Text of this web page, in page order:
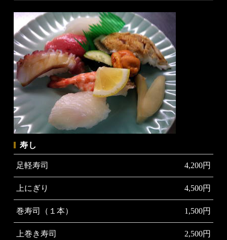
寿し
足軽寿司 4,200円
上にぎり 4,500円
巻寿司（１本） 1,500円
上巻き寿司 2,500円